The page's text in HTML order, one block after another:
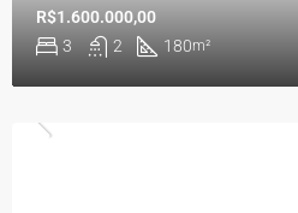
3 2 180m²
R$1.600.000,00